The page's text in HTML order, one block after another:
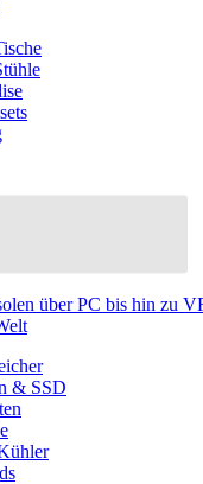
über PC bis hin zu
& SSD